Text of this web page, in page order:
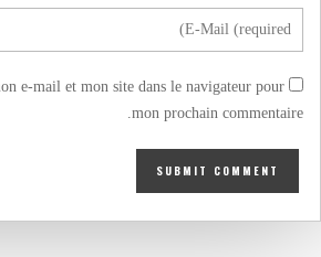
e-mail et mon site dans le navigateur pour
mon prochain commentaire.